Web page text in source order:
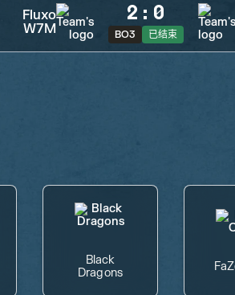
Fluxo
W7M
2 : 0
BO3 已结束
Black
Dragons